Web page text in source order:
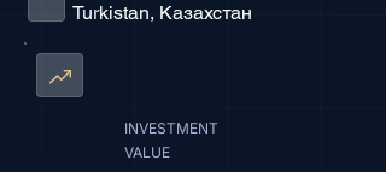
Turkistan, Казахстан
INVESTMENT
VALUE